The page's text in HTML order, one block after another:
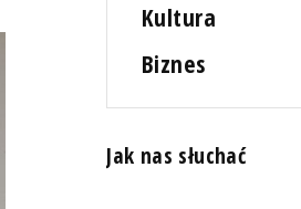
Kultura
Biznes
Jak nas słuchać